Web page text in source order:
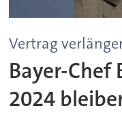
Vertrag
Bayer-
2024